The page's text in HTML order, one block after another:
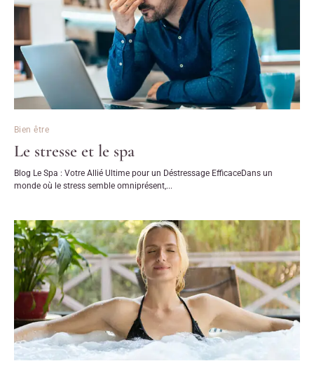
Bien être
Le stresse et le spa
Blog Le Spa : Votre Allié Ultime pour un Déstressage EfficaceDans un
monde où le stress semble omniprésent,...